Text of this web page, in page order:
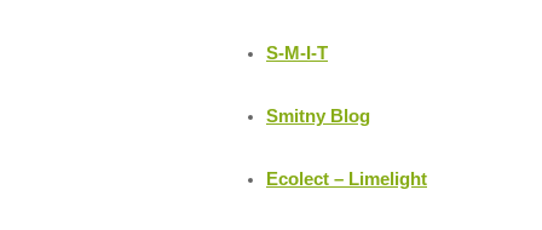
S-M-I-T
Smitny Blog
Ecolect – Limelight